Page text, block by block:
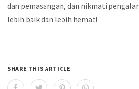
dan pemasangan, dan nikmati
lebih baik dan lebih hemat!
SHARE THIS ARTICLE